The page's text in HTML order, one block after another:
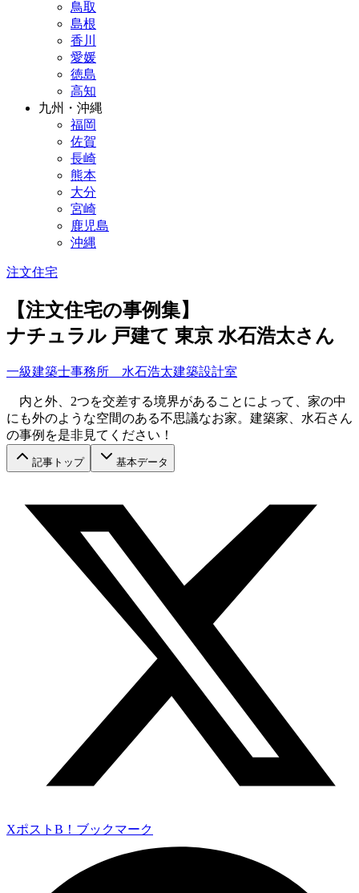
鳥取
島根
香川
愛媛
徳島
高知
九州・沖縄
福岡
佐賀
長崎
熊本
大分
宮崎
鹿児島
沖縄
注文住宅
【注文住宅の事例集】
ナチュラル 戸建て 東京 水石浩太さん
一級建築士事務所 水石浩太建築設計室
内と外、2つを交差する境界があることによって、家の中
にも外のような空間のある不思議なお家。建築家、水石さん
の事例を是非見てください！
記事トップ 基本データ
Xポスト B！ブックマーク